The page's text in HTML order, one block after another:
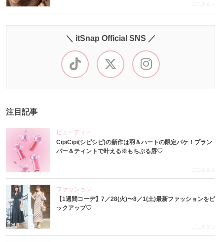
2018.6.4
＼ itSnap Official SNS ／
注目記事
ビューティー
CipiCipi(シピシピ)の新作は羽＆ハートの限定パケ！プラン
パー＆ティントで叶える※もちぷる唇♡
2026.8.6
ファッション
【1週間コーデ】7／28(火)〜8／1(土)最新ファッションをピ
ックアップ♡
2026.8.5